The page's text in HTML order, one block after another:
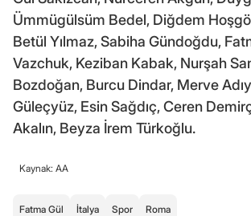
Ümmügülsüm Bedel, Diğdem
Betül Yılmaz, Sabiha Gündoğdu,
Vazchuk, Keziban Kabak, Nurşah
Bozdoğan, Burcu Dindar, Merve
Güleçyüz, Esin Sağdıç, Ceren
Akalın, Beyza İrem Türkoğlu.
Kaynak: AA
Fatma Gül İtalya Spor Roma